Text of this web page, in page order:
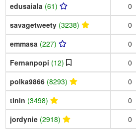
edusaiala (61) 0
savagetweety (3238) 0
emmasa (227) 0
Fernanpopi (12) 0
polka9866 (8293) 0
tinin (3498) 0
jordynie (2918) 0